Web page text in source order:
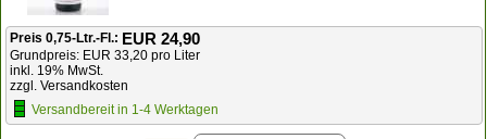
Preis 0,75-Ltr.-Fl.: EUR 24,90
Grundpreis: EUR 33,20 pro Liter
inkl. 19% MwSt.
zzgl. Versandkosten
Versandbereit in 1-4 Werktagen